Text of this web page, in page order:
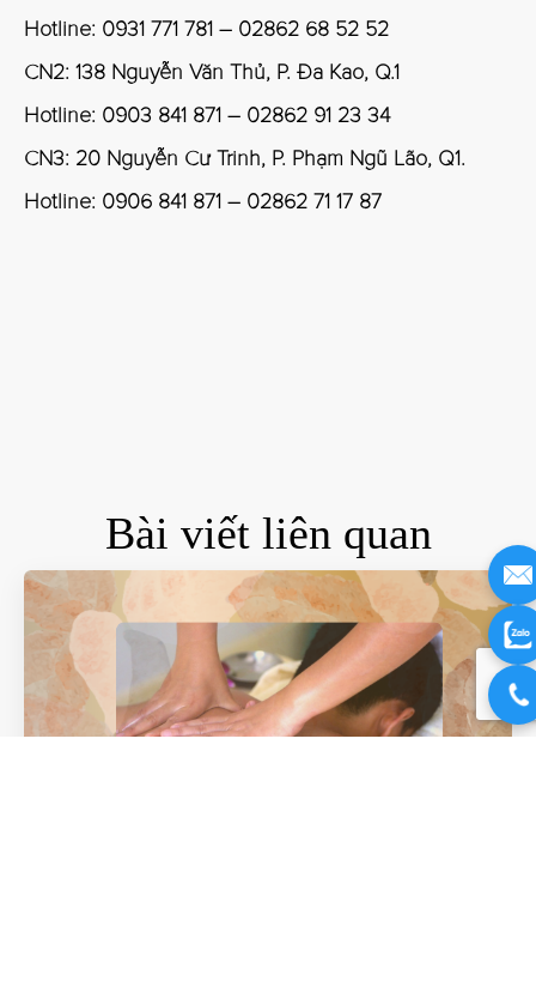
Hotline: 0931 771 781 – 02862 68 52 52
CN2: 138 Nguyễn Văn Thủ, P. Đa Kao, Q.1
Hotline: 0903 841 871 – 02862 91 23 34
CN3: 20 Nguyễn Cư Trinh, P. Phạm Ngũ Lão, Q1.
Hotline: 0906 841 871 – 02862 71 17 87
Bài viết liên quan